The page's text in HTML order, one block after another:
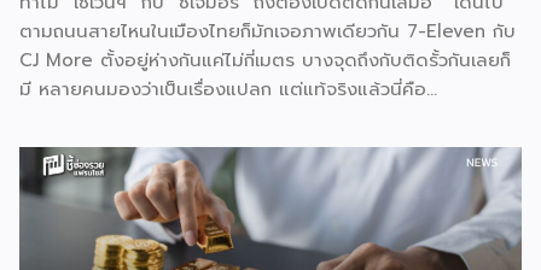
ตามถนนสายไหนในเมืองไทยก็มักเจอภาพเดียวกัน 7-Eleven กับ
CJ More ตั้งอยู่ห่างกันแค่ไม่กี่เมตร บางจุดถึงกับติดรั้วกันเลยก็
มี หลายคนมองว่าเป็นเรื่องแปลก แต่แท้จริงแล้วนี่คือ
ไม่ใช่เรื่องบังเอิญ และไม่ใช่เรื่องที่แบรนด์ใดไล่ตามแบรนด์ใด แต่
เป็นผลลัพธ์ตามธรรมชาติของกลไกตลาดค้าปลีก 1. ทำเลที่ดี
มีอยู่จำกัด ธุรกิจค้าปลีกทุกประเภทต้องพึ่งพา “จุดตัดของการ
สัญจร” เป็นหัวใจหลัก ไม่ว่าจะเป็นสี่แยกไฟแดง ปากซอยที่คนเข้า
ออกทุกวัน หน้าปั๊มน้ำมัน หรือหน้าคอนโดที่มีคนเดินผ่านหนาแน่น